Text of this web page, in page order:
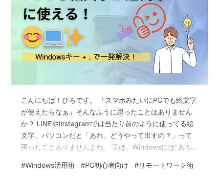
こんにちは！ひろです。 「スマホみたいにPCでも絵文字
が使えたらなぁ」そんなふうに思ったことはありません
か？ LINEやInstagramでは当たり前のように使ってる絵
文字、パソコンだと「あれ、どうやって出すの？」って
困ったことありませんよね。 実は、Windowsには"ある
力ができるんです。 今回は、PCでも気軽に絵文字を使い
#Windows活用術 #PC初心者向け #リモートワーク術